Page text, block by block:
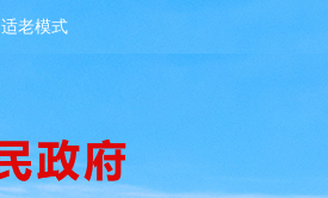
适老模式